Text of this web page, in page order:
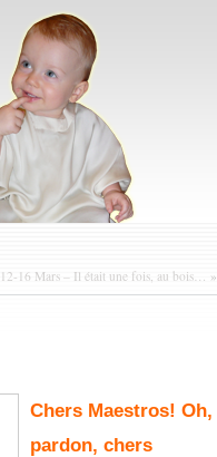
12-16 Mars – Il était une fois, au bois… »
Chers Maestros! Oh,
pardon, chers